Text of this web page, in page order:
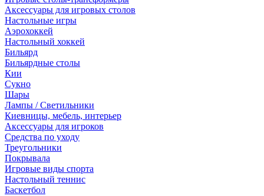
Аксессуары для игровых столов
Настольные игры
Аэрохоккей
Настольный хоккей
Бильярд
Бильярдные столы
Кии
Сукно
Шары
Лампы / Светильники
Киевницы, мебель, интерьер
Аксессуары для игроков
Средства по уходу
Треугольники
Покрывала
Игровые виды спорта
Настольный теннис
Баскетбол